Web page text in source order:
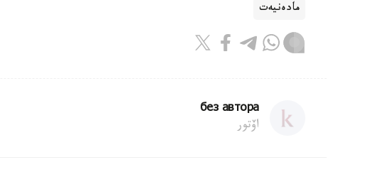
مادەنيەت
без автора
اۆتور